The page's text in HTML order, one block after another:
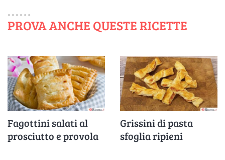
PROVA ANCHE QUESTE RICETTE
Fagottini salati al
prosciutto e provola
Grissini di pasta
sfoglia ripieni